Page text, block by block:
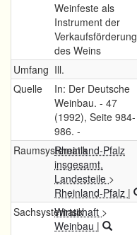
Weinfeste als
Instrument der
Verkaufsförderung
des Weins
Umfang Ill.
Quelle
In: Der Deutsche
Weinbau. - 47
(1992), Seite 984-
986. -
RaumsystematikRheinland-Pfalz
insgesamt.
Landesteile >
Rheinland-Pfalz |
Sachsystematik
Wirtschaft >
Weinbau |